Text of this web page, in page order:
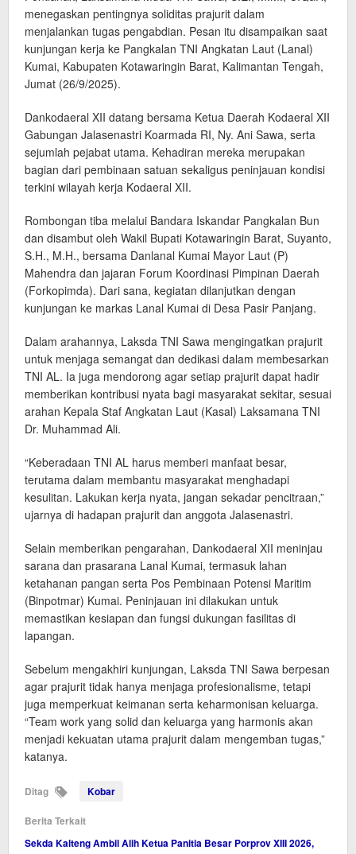
menegaskan pentingnya soliditas prajurit dalam
menjalankan tugas pengabdian. Pesan itu disampaikan saat
kunjungan kerja ke Pangkalan TNI Angkatan Laut (Lanal)
Kumai, Kabupaten Kotawaringin Barat, Kalimantan Tengah,
Jumat (26/9/2025).
Dankodaeral XII datang bersama Ketua Daerah Kodaeral XII
Gabungan Jalasenastri Koarmada RI, Ny. Ani Sawa, serta
sejumlah pejabat utama. Kehadiran mereka merupakan
bagian dari pembinaan satuan sekaligus peninjauan kondisi
terkini wilayah kerja Kodaeral XII.
Rombongan tiba melalui Bandara Iskandar Pangkalan Bun
dan disambut oleh Wakil Bupati Kotawaringin Barat, Suyanto,
S.H., M.H., bersama Danlanal Kumai Mayor Laut (P)
Mahendra dan jajaran Forum Koordinasi Pimpinan Daerah
(Forkopimda). Dari sana, kegiatan dilanjutkan dengan
kunjungan ke markas Lanal Kumai di Desa Pasir Panjang.
Dalam arahannya, Laksda TNI Sawa mengingatkan prajurit
untuk menjaga semangat dan dedikasi dalam membesarkan
TNI AL. Ia juga mendorong agar setiap prajurit dapat hadir
memberikan kontribusi nyata bagi masyarakat sekitar, sesuai
arahan Kepala Staf Angkatan Laut (Kasal) Laksamana TNI
Dr. Muhammad Ali.
“Keberadaan TNI AL harus memberi manfaat besar,
terutama dalam membantu masyarakat menghadapi
kesulitan. Lakukan kerja nyata, jangan sekadar pencitraan,”
ujarnya di hadapan prajurit dan anggota Jalasenastri.
Selain memberikan pengarahan, Dankodaeral XII meninjau
sarana dan prasarana Lanal Kumai, termasuk lahan
ketahanan pangan serta Pos Pembinaan Potensi Maritim
(Binpotmar) Kumai. Peninjauan ini dilakukan untuk
memastikan kesiapan dan fungsi dukungan fasilitas di
lapangan.
Sebelum mengakhiri kunjungan, Laksda TNI Sawa berpesan
agar prajurit tidak hanya menjaga profesionalisme, tetapi
juga memperkuat keimanan serta keharmonisan keluarga.
“Team work yang solid dan keluarga yang harmonis akan
menjadi kekuatan utama prajurit dalam mengemban tugas,”
katanya.
Ditag Kobar
Berita Terkait
Sekda Kalteng Ambil Alih Ketua Panitia Besar Porprov XIII 2026,